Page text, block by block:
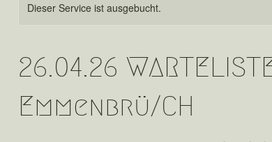
Dieser Service ist ausgebucht.
26.04.26
Emmenbrü/CH